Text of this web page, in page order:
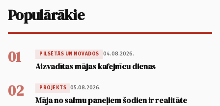
Populārākie
01 PILSĒTĀS UN NOVADOS 04.08.2026.
Aizvadītas mājas kafejnīcu dienas
02 PROJEKTS 05.08.2026.
Māja no salmu paneļiem šodien ir realitāte